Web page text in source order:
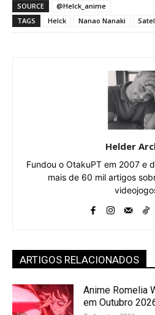
SOURCE
@Helck_anime
TAGS
Helck Nanao Nanaki
Helder
Fundou o OtakuPT em 2007 e
mais de 60 mil artigos
ARTIGOS RELACIONADOS
Anime Romelia
em Outubro